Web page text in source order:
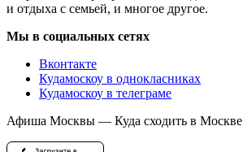
и отдыха с семьей, и многое другое.
Мы в социальных сетях
Вконтакте
Кудамоскоу в однокласниках
Кудамоскоу в телеграме
Афиша Москвы — Куда сходить в Москве